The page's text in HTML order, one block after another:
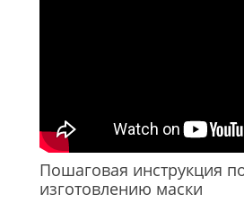
Пошаговая инструкция
изготовлению маски